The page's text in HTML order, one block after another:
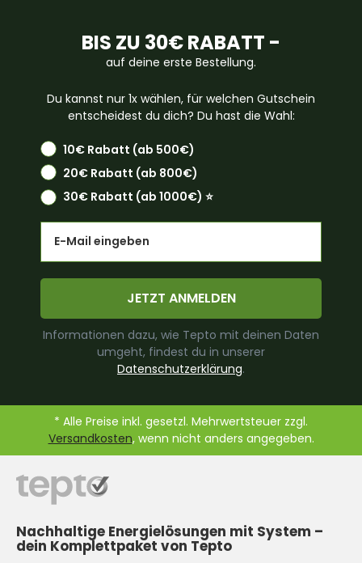
BIS ZU 30€ RABATT -
auf deine erste Bestellung.
Du kannst nur 1x wählen, für welchen Gutschein
entscheidest du dich? Du hast die Wahl:
10€ Rabatt (ab 500€)
20€ Rabatt (ab 800€)
30€ Rabatt (ab 1000€) ⭐️
JETZT ANMELDEN
Informationen dazu, wie Tepto mit deinen Daten
umgeht, findest du in unserer
Datenschutzerklärung.
* Alle Preise inkl. gesetzl. Mehrwertsteuer zzgl.
Versandkosten, wenn nicht anders angegeben.
Nachhaltige Energielösungen mit System –
dein Komplettpaket von Tepto